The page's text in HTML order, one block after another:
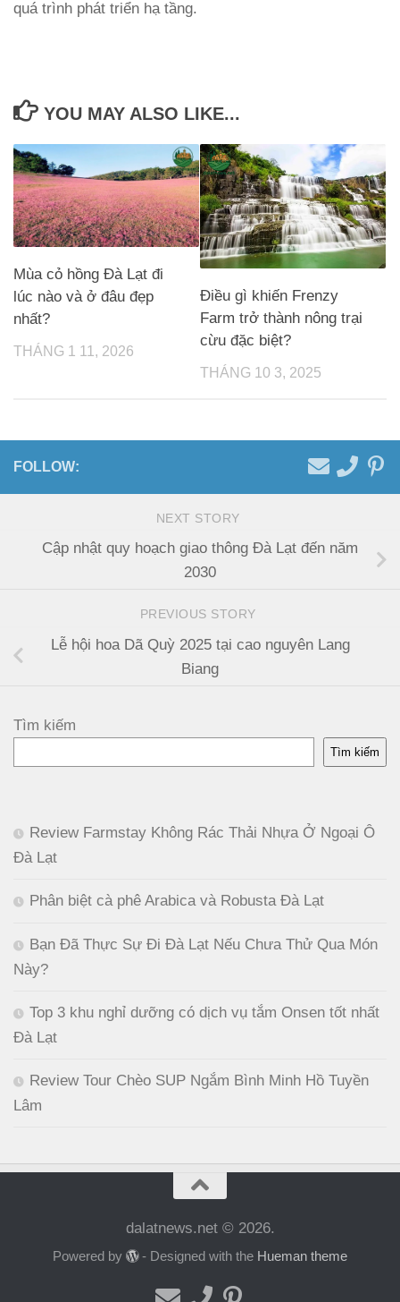
quá trình phát triển hạ tầng.
YOU MAY ALSO LIKE...
Mùa cỏ hồng Đà Lạt đi
lúc nào và ở đâu đẹp
nhất?
THÁNG 1 11, 2026
Điều gì khiến Frenzy
Farm trở thành nông trại
cừu đặc biệt?
THÁNG 10 3, 2025
FOLLOW:
NEXT STORY
Cập nhật quy hoạch giao thông Đà Lạt đến năm
2030
PREVIOUS STORY
Lễ hội hoa Dã Quỳ 2025 tại cao nguyên Lang
Biang
Tìm kiếm
Tìm kiếm
Review Farmstay Không Rác Thải Nhựa Ở Ngoại Ô
Đà Lạt
Phân biệt cà phê Arabica và Robusta Đà Lạt
Bạn Đã Thực Sự Đi Đà Lạt Nếu Chưa Thử Qua Món
Này?
Top 3 khu nghỉ dưỡng có dịch vụ tắm Onsen tốt nhất
Đà Lạt
Review Tour Chèo SUP Ngắm Bình Minh Hồ Tuyền
Lâm
dalatnews.net © 2026.
Powered by - Designed with the Hueman theme